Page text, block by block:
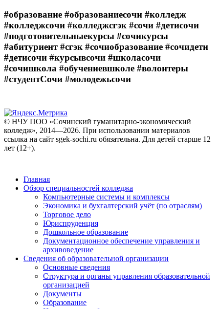
#образование #образованиесочи #колледж
#колледжсочи #колледжсгэк #сочи #детисочи
#подготовительныекурсы #сочикурсы
#абитуриент #сгэк #сочиобразование #сочидети
#детисочи #курсывсочи #школасочи
#сочишкола #обучениевшколе #волонтеры
#студентСочи #молодежьсочи
© НЧУ ПОО «Сочинский гуманитарно-экономический
колледж», 2014—2026. При использовании материалов
ссылка на сайт sgek-sochi.ru обязательна. Для детей старше 12
лет (12+).
Главная
Обзор специальностей колледжа
Компьютерные системы и комплексы
Экономика и бухгалтерский учёт (по отраслям)
Торговое дело
Юриспруденция
Дошкольное образование
Документационное обеспечение управления и
архивоведение
Сведения об образовательной организации
Основные сведения
Структура и органы управления образовательной
организацией
Документы
Образование